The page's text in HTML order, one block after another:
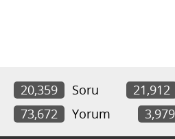
20,359 Soru 21,912
73,672
Yorum